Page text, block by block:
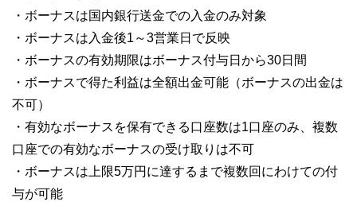
・ボーナスは国内銀行送金での入金のみ対象
・ボーナスは入金後1～3営業日で反映
・ボーナスの有効期限はボーナス付与日から30日間
・ボーナスで得た利益は全額出金可能（ボーナスの出金は
不可）
・有効なボーナスを保有できる口座数は1口座のみ、複数
口座での有効なボーナスの受け取りは不可
・ボーナスは上限5万円に達するまで複数回にわけての付
与が可能